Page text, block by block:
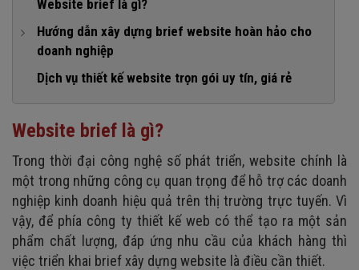
Website brief là gì?
Hướng dẫn xây dựng brief website hoàn hảo cho
doanh nghiệp
1. Tóm tắt profile công ty / thương hiệu
2. Xác định mục tiêu của dự án thiết kế web
3. Vạch rõ đối tượng mục tiêu của website
4. Đánh giá trang web hiện tại (nếu có)
5. Phân tích trang web của đối thủ cạnh tranh
6. Xác định các tính năng và yêu cầu đối với website mới
Các tính năng của website
Đặc điểm kỹ thuật thiết kế
Dịch vụ thiết kế website trọn gói uy tín, giá rẻ
Website brief là gì?
Trong thời đại công nghệ số phát triển, website chính là
một trong những công cụ quan trọng để hỗ trợ các doanh
nghiệp kinh doanh hiệu quả trên thị trường trực tuyến. Vì
vậy, để phía công ty thiết kế web có thể tạo ra một sản
phẩm chất lượng, đáp ứng nhu cầu của khách hàng thì
việc triển khai brief xây dựng website là điều cần thiết.